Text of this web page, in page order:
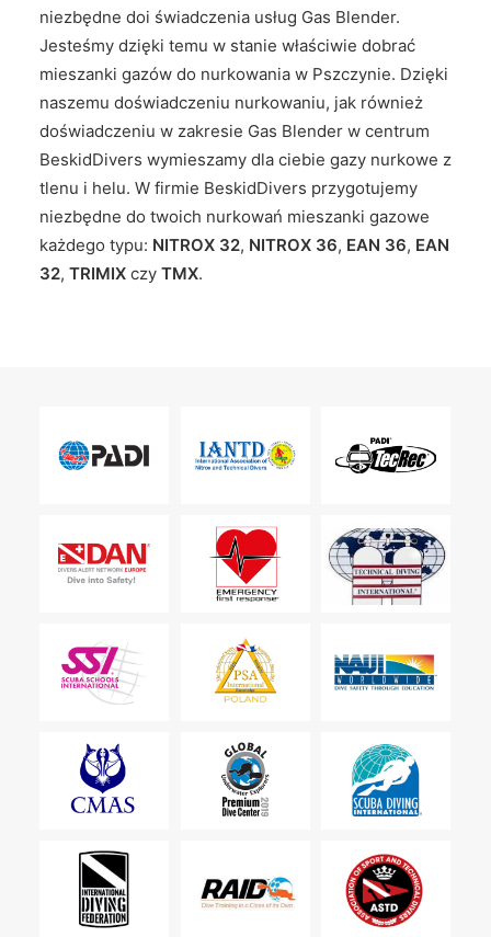
niezbędne doi świadczenia usług Gas Blender.
Jesteśmy dzięki temu w stanie właściwie dobrać
mieszanki gazów do nurkowania w Pszczynie. Dzięki
naszemu doświadczeniu nurkowaniu, jak również
doświadczeniu w zakresie Gas Blender w centrum
BeskidDivers wymieszamy dla ciebie gazy nurkowe z
tlenu i helu. W firmie BeskidDivers przygotujemy
niezbędne do twoich nurkowań mieszanki gazowe
każdego typu: NITROX 32, NITROX 36, EAN 36, EAN
32, TRIMIX czy TMX.